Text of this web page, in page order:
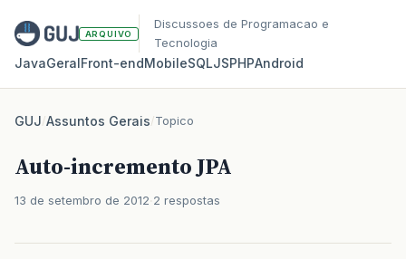
ARQUIVO
Discussoes de Programacao e
Tecnologia
JavaGeralFront‑endMobileSQLJSPHPAndroid
GUJ/Assuntos Gerais/Topico
Auto-incremento JPA
13 de setembro de 2012 2 respostas